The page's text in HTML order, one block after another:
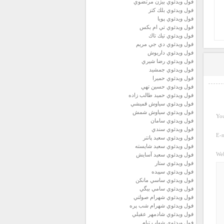
E-
فول ويدئوي بيژن مرتضوي
فول ويدئوي بلك كتز
فول ويدئوي پويا
فول ويدئوي تي ام بكس
فول ويدئوي تيك تاك
فول ويدئوي دي جي مريم
فول ويدئوي داريوش
فول ويدئوي رضا شيري
فول ويدئوي جمشيد
فول ويدئوي حميرا
فول ويدئوي حسين تهي
فول ويدئوي حميد طالب زاده
فول ويدئوي سياوش قميشي
فول ويدئوي سياوش شمش
فول ويدئوي سامان
فول ويدئوي سندي
فول ويدئوي سعيد پانتر
فول ويدئوي سعيد شايسته
فول ويدئوي سعيد آسايش
فول ويدئوي ستار
فول ويدئوي سپيده
فول ويدئوي ساسي مانكن
فول ويدئوي سامي بيگي
فول ويدئوي شهرام صولتي
فول ويدئوي شهرام شب پره
فول ويدئوي شادمهر عقيلي
فول ويدئوي شهاب تيام